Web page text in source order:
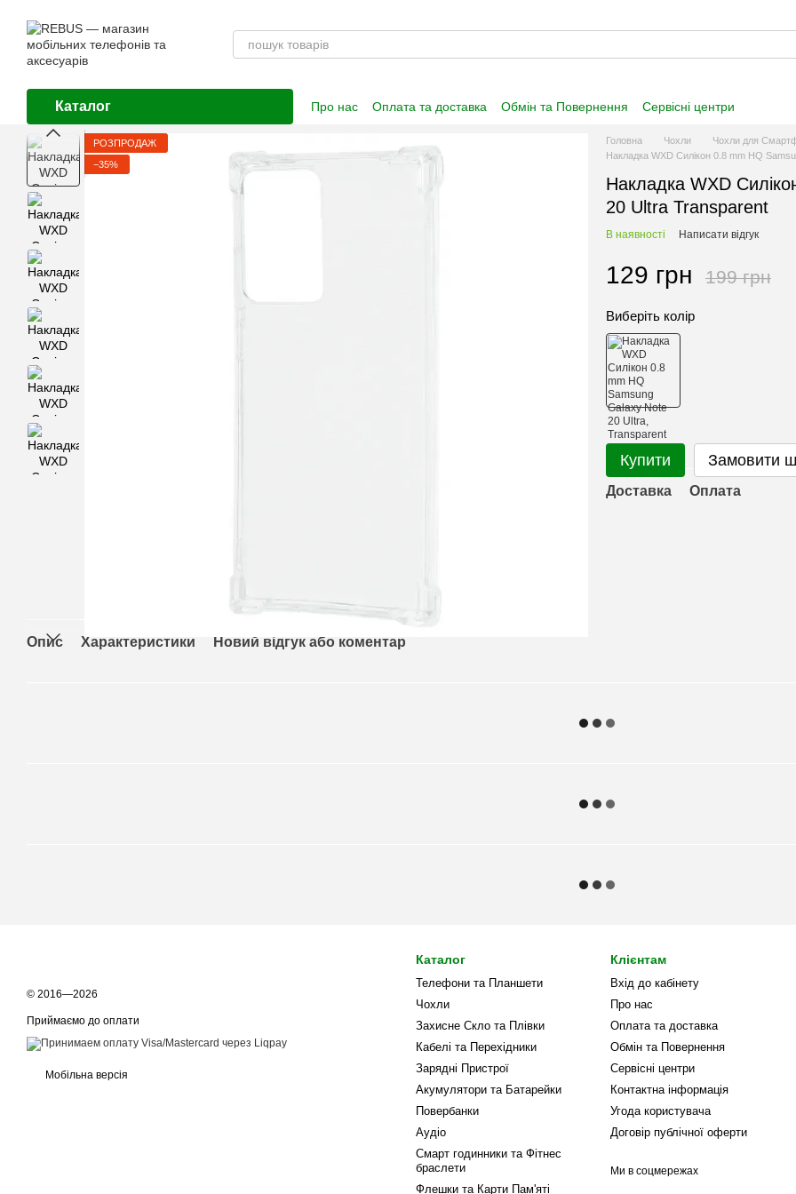
Каталог Про нас Оплата та доставка Обмін та Повернення
Сервісні центри
РОЗПРОДАЖ
−35%
Опис Характеристики Новий відгук або коментар
Головна Чохли
Чохли для
Накладка WXD Силікон 0.8 mm HQ
Накладка WXD
20 Ultra Transparent
В наявності Написати відгук
129 грн 199 грн
Виберіть колір
Купити Замовити
Доставка Оплата
© 2016—2026
Приймаємо до оплати
Мобільна версія
Каталог
Телефони та Планшети
Чохли
Захисне Скло та Плівки
Кабелі та Перехідники
Зарядні Пристрої
Акумулятори та Батарейки
Повербанки
Аудіо
Смарт годинники та Фітнес
браслети
Флешки та Карти Пам'яті
Клієнтам
Вхід до кабінету
Про нас
Оплата та доставка
Обмін та Повернення
Сервісні центри
Контактна інформація
Угода користувача
Договір публічної оферти
Ми в соцмережах